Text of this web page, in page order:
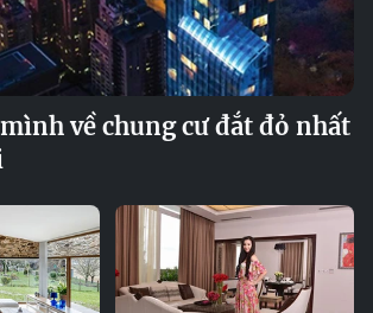
về chung cư đắt đỏ nhất